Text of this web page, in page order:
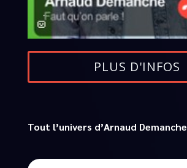
PLUS D'INFOS
Tout l’univers d’Arnaud Demanche